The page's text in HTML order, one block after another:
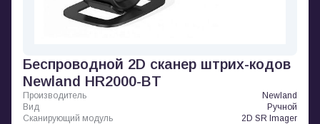
Беспроводной 2D сканер штрих-кодов
Newland HR2000-BT
Производитель
Newland
Вид
Ручной
Сканирующий модуль
2D SR Imager